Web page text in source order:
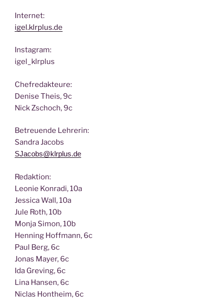
Inter­net:
igel.klrplus.de
Insta­gram:
igel_klrplus
Chef­re­dak­teu­re:
Deni­se Theis, 9c
Nick Zscho­ch, 9c
Betreu­en­de Lehrerin:
San­dra Jacobs
SJacobs@klrplus.de
Redak­ti­on:
Leo­nie Kon­ra­di, 10a
Jes­si­ca Wall, 10a
Jule Roth, 10b
Mon­ja Simon, 10b
Hen­ning Hoff­mann, 6c
Paul Berg, 6c
Jonas May­er, 6c
Ida Gre­ving, 6c
Lina Han­sen, 6c
Nic­las Hont­heim, 6c